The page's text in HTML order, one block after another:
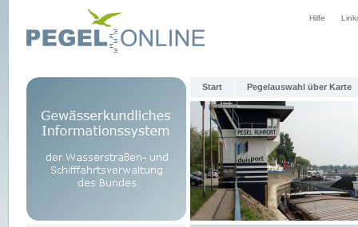
Hilfe
Start Pegelauswahl über Karte